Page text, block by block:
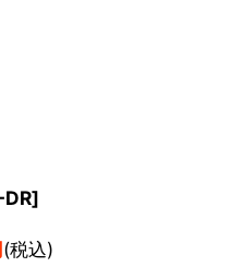
]
(税込)